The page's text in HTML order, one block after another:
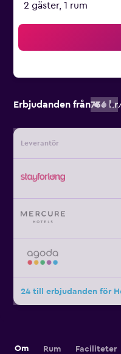
2 gäster, 1 rum
Erbjudanden från736 kr
Leverantör
24 till erbjudanden för
Om Rum Faciliteter